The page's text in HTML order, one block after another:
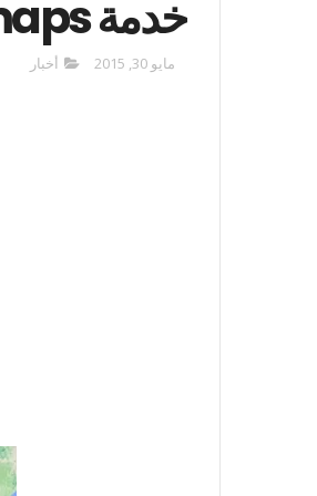
خدمة Google maps بدون أنترنت
مايو 30, 2015 أخبار